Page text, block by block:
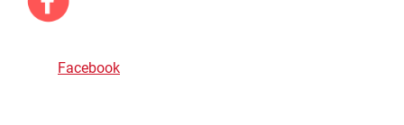
Facebook